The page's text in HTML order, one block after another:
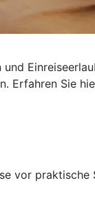
. Erfahren Sie
vor praktische